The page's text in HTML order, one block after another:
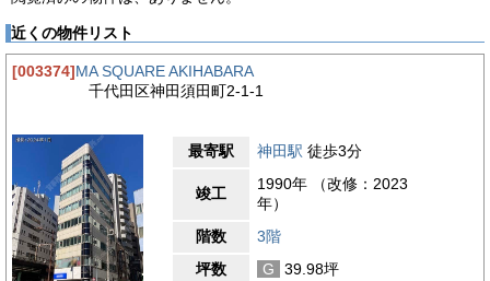
みのため高速通信環境にも対応。機械警備を採用し、24時間利
用可能な点は、IT企業やスタートアップ、クリエイティブ業種な
ど柔軟な働き方を求める企業にも適した条件です。室内は個別空
調を採用しており、季節や利用状況に応じた温度管理が可能で
変更にも柔軟に対応できます。男女別トイレを室外に配置するこ
とで貸室内スペースを有効活用できる設計となっており、実務性
を重視する企業にとって使い勝手の良い環境です。さらに駐車場
を併設しているため、車利用を想定する企業にも対応可能です。
神田・秋葉原エリアで交通アクセス、設備、機能性のバランスを
重視する企業にとって、神田ミハマビルは検討価値の高い賃貸オ
近くの物件リスト
[003374]MA SQUARE AKIHABARA
千代田区神田須田町2-1-1
最寄駅 神田駅 徒歩3分
竣工
1990年 （改修：2023
年）
階数
3階
坪数
G
39.98坪